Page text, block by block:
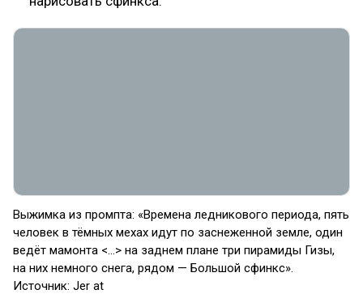
Выжимка из промпта: «Времена ледникового периода, пять
человек в тёмных мехах идут по заснеженной земле, один
ведёт мамонта <...> на заднем плане три пирамиды Гизы,
на них немного снега, рядом — Большой сфинкс».
Источник: Jer at